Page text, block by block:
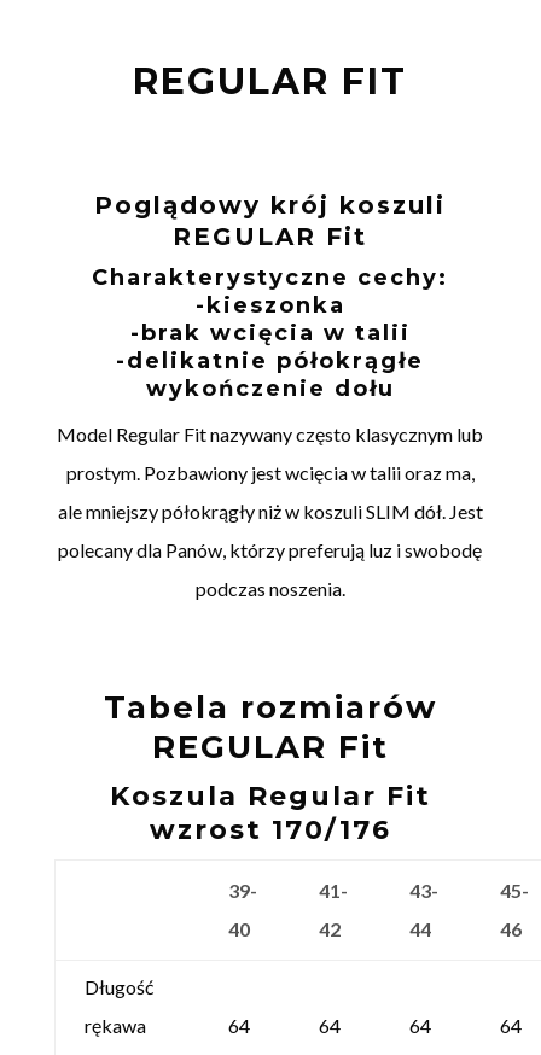
REGULAR FIT
Poglądowy krój koszuli
REGULAR Fit
Charakterystyczne cechy:
-kieszonka
-brak wcięcia w talii
-delikatnie półokrągłe
wykończenie dołu
Model Regular Fit nazywany często klasycznym lub
prostym. Pozbawiony jest wcięcia w talii oraz ma,
ale mniejszy półokrągły niż w koszuli SLIM dół. Jest
polecany dla Panów, którzy preferują luz i swobodę
podczas noszenia.
Tabela rozmiarów
REGULAR Fit
Koszula Regular Fit
wzrost 170/176
39-
40
41-
42
43-
44
45-
46
Długość
rękawa
64 64 64 64